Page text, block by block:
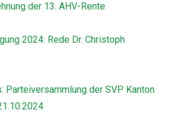
der 13. AHV-Rente
2024: Rede Dr. Christoph
Parteiversammlung der SVP Kanton